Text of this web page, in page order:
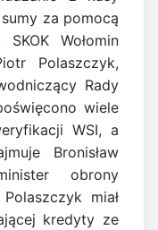
za pomocą
Wołomin
Polaszczyk,
Rady
wiele
WSI, a
Bronisław
obrony
miał
kredyty ze